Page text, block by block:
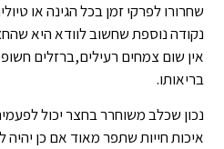
שחרורו לפרקי זמן בכל הגינה או
נקודה נוספת שחשוב לוודא היא
אין שום צמחים רעילים,ברזלים
בריאותו.
נכון שכלב משוחרר בחצר יכול
איכות חייות שתפר מאוד אם כן